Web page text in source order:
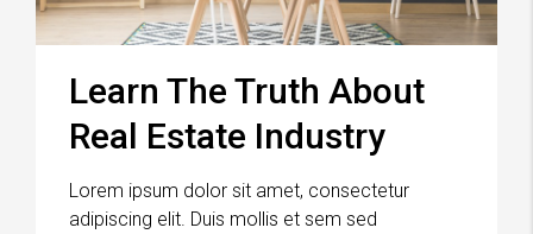
Learn The Truth About
Real Estate Industry
Lorem ipsum dolor sit amet, consectetur
adipiscing elit. Duis mollis et sem sed